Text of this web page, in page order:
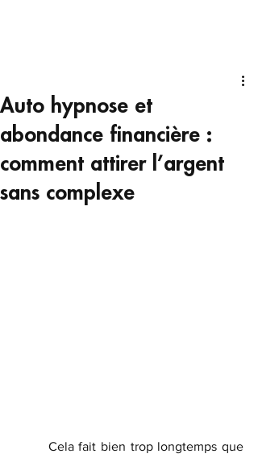
Auto hypnose et
abondance financière :
comment attirer l’argent
sans complexe